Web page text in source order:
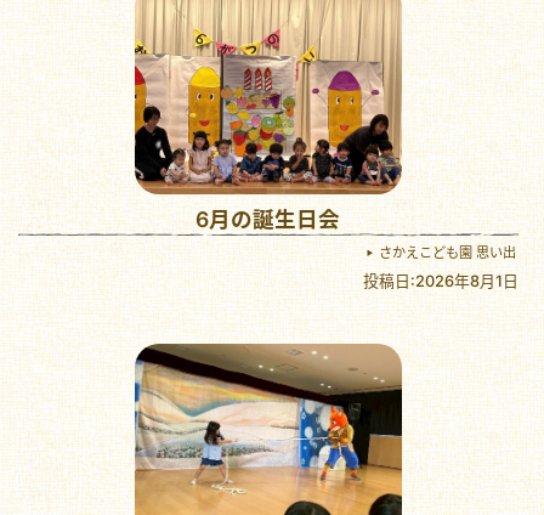
6月の誕生日会
さかえこども園 思い出
投稿日:2026年8月1日